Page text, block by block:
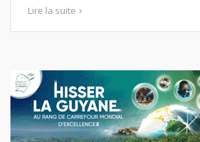
Lire la suite